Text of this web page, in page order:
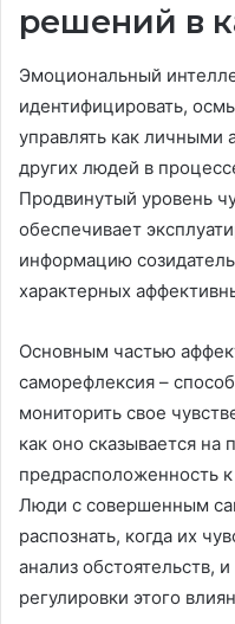
решений в
Эмоциональный
идентифицировать,
управлять как личными
других людей в
Продвинутый уровень
обеспечивает
информацию
характерных
Основным частью
саморефлексия –
мониторить свое
как оно сказывается на
предрасположенность
Люди с совершенным
распознать, когда их
анализ обстоятельств,
регулировки этого